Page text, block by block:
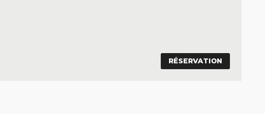
RÉSERVATION